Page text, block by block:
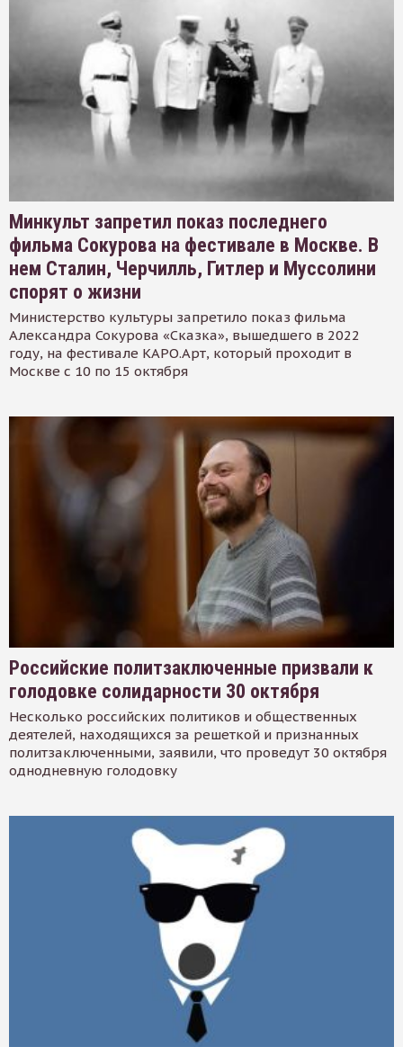
Минкульт запретил показ последнего
фильма Сокурова на фестивале в Москве. В
нем Сталин, Черчилль, Гитлер и Муссолини
спорят о жизни
Министерство культуры запретило показ фильма
Александра Сокурова «Сказка», вышедшего в 2022
году, на фестивале КАРО.Арт, который проходит в
Москве с 10 по 15 октября
Российские политзаключенные призвали к
голодовке солидарности 30 октября
Несколько российских политиков и общественных
деятелей, находящихся за решеткой и признанных
политзаключенными, заявили, что проведут 30 октября
однодневную голодовку